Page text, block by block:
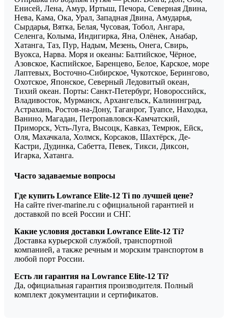
Енисей, Лена, Амур, Иртыш, Печора, Северная Двина,
Нева, Кама, Ока, Урал, Западная Двина, Амударья,
Сырдарья, Вятка, Белая, Чусовая, Тобол, Ангара,
Селенга, Колыма, Индигирка, Яна, Олёнек, Анабар,
Хатанга, Таз, Пур, Надым, Мезень, Онега, Свирь,
Вуокса, Нарва. Моря и океаны: Балтийское, Чёрное,
Азовское, Каспийское, Баренцево, Белое, Карское, море
Лаптевых, Восточно-Сибирское, Чукотское, Берингово,
Охотское, Японское, Северный Ледовитый океан,
Тихий океан. Порты: Санкт-Петербург, Новороссийск,
Владивосток, Мурманск, Архангельск, Калининград,
Астрахань, Ростов-на-Дону, Таганрог, Туапсе, Находка,
Ванино, Магадан, Петропавловск-Камчатский,
Приморск, Усть-Луга, Высоцк, Кавказ, Темрюк, Ейск,
Оля, Махачкала, Холмск, Корсаков, Шахтёрск, Де-
Кастри, Дудинка, Сабетта, Певек, Тикси, Диксон,
Игарка, Хатанга.
Часто задаваемые вопросы
Где купить Lowrance Elite-12 Ti по лучшей цене?
На сайте river-marine.ru с официальной гарантией и
доставкой по всей России и СНГ.
Какие условия доставки Lowrance Elite-12 Ti?
Доставка курьерской службой, транспортной
компанией, а также речным и морским транспортом в
любой порт России.
Есть ли гарантия на Lowrance Elite-12 Ti?
Да, официальная гарантия производителя. Полный
комплект документации и сертификатов.